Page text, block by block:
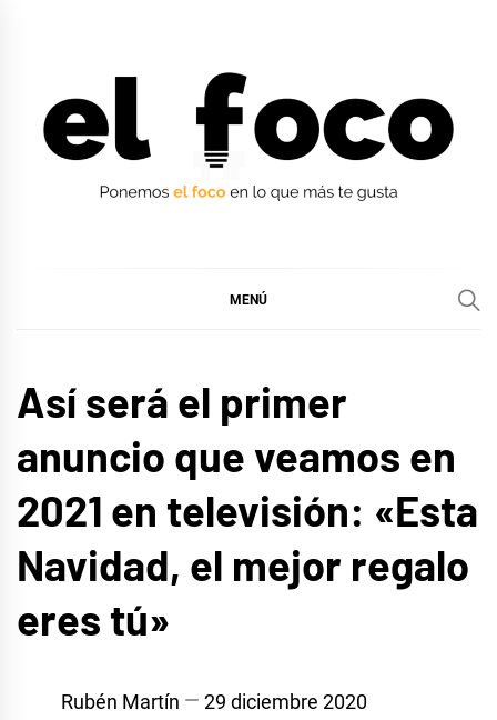
MENÚ
SERIES
Y TV
Así será el primer
anuncio que veamos en
2021 en televisión: «Esta
Navidad, el mejor regalo
eres tú»
Rubén Martín 29 diciembre 2020